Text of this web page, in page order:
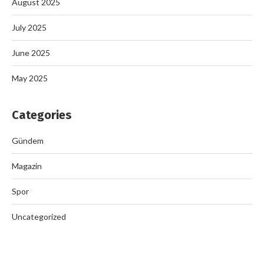
August 2025
July 2025
June 2025
May 2025
Categories
Gündem
Magazin
Spor
Uncategorized